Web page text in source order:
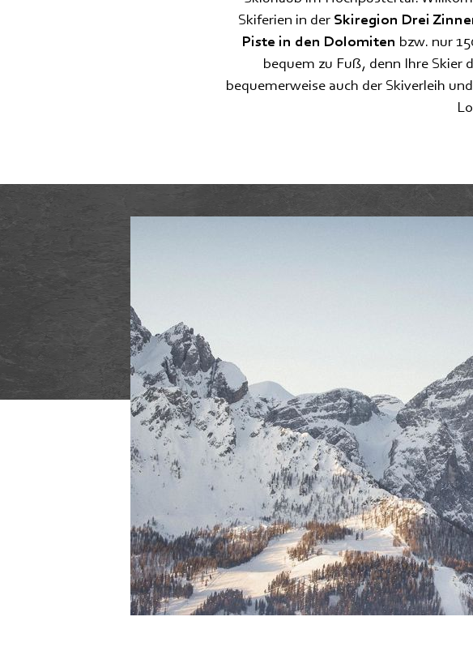
Skiferien in der Skiregion Drei
Piste in den Dolomiten bzw. nur
bequem zu Fuß, denn Ihre Skier
bequemerweise auch der Skiverleih